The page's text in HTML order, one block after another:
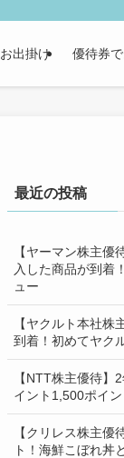
お出掛け 優待券
最近の投稿
【ヤーマン株主
入した商品が到着
ュー
【ヤクルト本社
到着！初めてヤク
【NTT株主優待】
イント1,500ポイ
【クリレス株主優
ト！海鮮こぼれ丼